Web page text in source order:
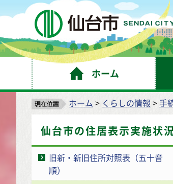
ホーム
ホーム > くらしの情報 >手
仙台市の住居表示実施状
旧新・新旧住所対照表（五十音
順）